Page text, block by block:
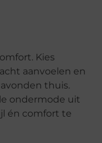
Kies
aanvoelen en
thuis.
ondermode uit
én comfort te